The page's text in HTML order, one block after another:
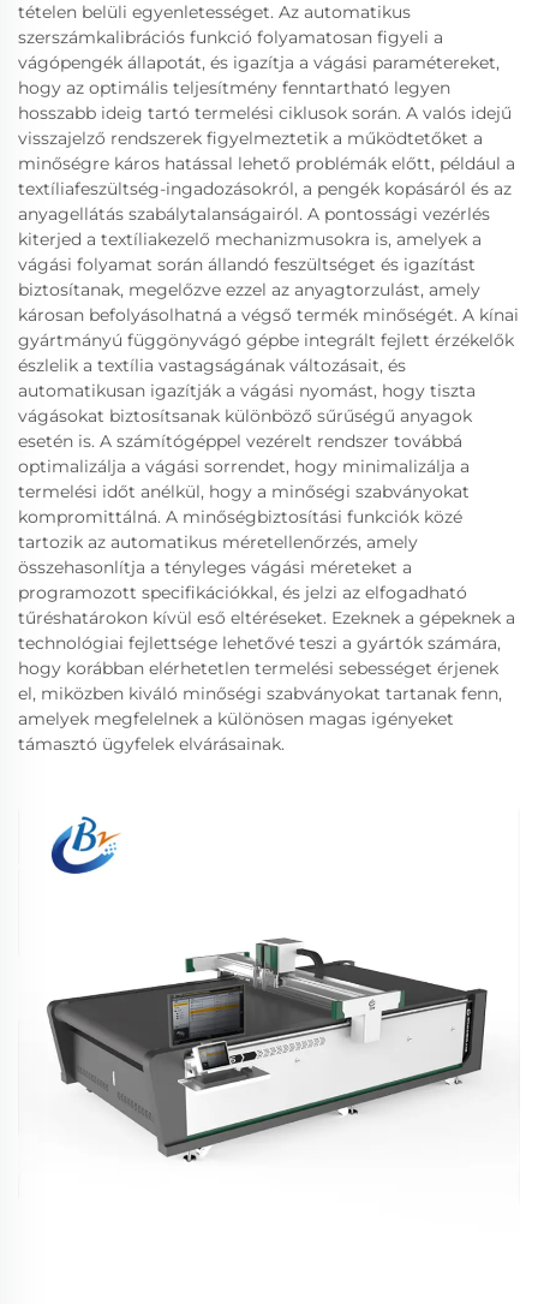
tételen belüli egyenletességet. Az automatikus
szerszámkalibrációs funkció folyamatosan figyeli a
vágópengék állapotát, és igazítja a vágási paramétereket,
hogy az optimális teljesítmény fenntartható legyen
hosszabb ideig tartó termelési ciklusok során. A valós idejű
visszajelző rendszerek figyelmeztetik a működtetőket a
minőségre káros hatással lehető problémák előtt, például a
textíliafeszültség-ingadozásokról, a pengék kopásáról és az
anyagellátás szabálytalanságairól. A pontossági vezérlés
kiterjed a textíliakezelő mechanizmusokra is, amelyek a
vágási folyamat során állandó feszültséget és igazítást
biztosítanak, megelőzve ezzel az anyagtorzulást, amely
károsan befolyásolhatná a végső termék minőségét. A kínai
gyártmányú függönyvágó gépbe integrált fejlett érzékelők
észlelik a textília vastagságának változásait, és
automatikusan igazítják a vágási nyomást, hogy tiszta
vágásokat biztosítsanak különböző sűrűségű anyagok
esetén is. A számítógéppel vezérelt rendszer továbbá
optimalizálja a vágási sorrendet, hogy minimalizálja a
termelési időt anélkül, hogy a minőségi szabványokat
kompromittálná. A minőségbiztosítási funkciók közé
tartozik az automatikus méretellenőrzés, amely
összehasonlítja a tényleges vágási méreteket a
programozott specifikációkkal, és jelzi az elfogadható
tűréshatárokon kívül eső eltéréseket. Ezeknek a gépeknek a
technológiai fejlettsége lehetővé teszi a gyártók számára,
hogy korábban elérhetetlen termelési sebességet érjenek
el, miközben kiváló minőségi szabványokat tartanak fenn,
amelyek megfelelnek a különösen magas igényeket
támasztó ügyfelek elvárásainak.